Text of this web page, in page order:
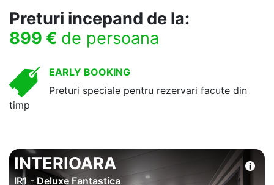
Preturi incepand de la:
899 € de persoana
EARLY BOOKING
Preturi speciale pentru rezervari facute din
timp
INTERIOARA
IR1 - Deluxe Fantastica